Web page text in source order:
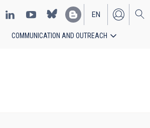
EN
ES
COMMUNICATION AND OUTREACH